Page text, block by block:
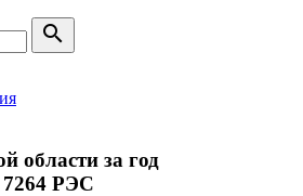
search
области за год
7264 РЭС